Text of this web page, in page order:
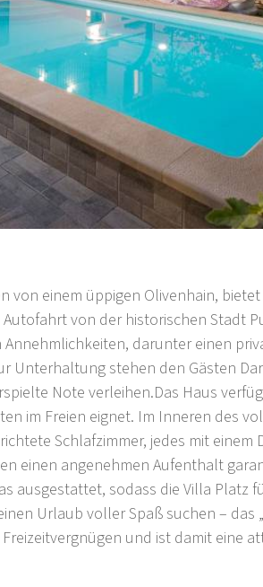
von einem üppigen Olivenhain,
von der historischen Stadt
darunter einen
Unterhaltung stehen den Gästen
Note verleihen.Das Haus
im Freien eignet. Im Inneren des
Schlafzimmer, jedes mit
einen angenehmen Aufenthalt
ausgestattet, sodass die Villa Platz
Urlaub voller Spaß suchen – das
und ist damit eine